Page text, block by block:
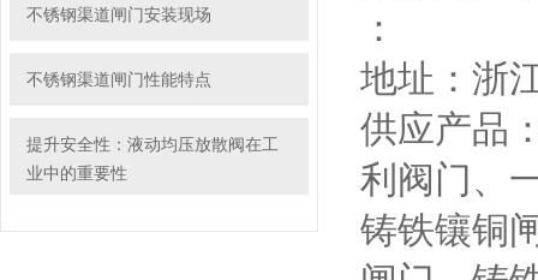
不锈钢渠道闸门安装现场
不锈钢渠道闸门性能特点
提升安全性：液动均压放散阀在工
业中的重要性
：
地址：浙
供应产品
利阀门、
铸铁镶铜